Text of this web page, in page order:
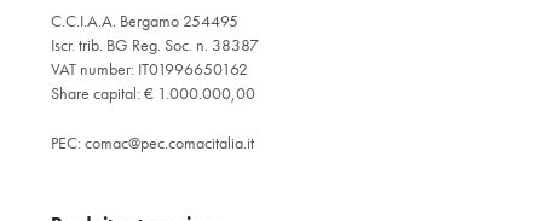
C.C.I.A.A. Bergamo 254495
Iscr. trib. BG Reg. Soc. n. 38387
VAT number: IT01996650162
Share capital: € 1.000.000,00
PEC: comac@pec.comacitalia.it